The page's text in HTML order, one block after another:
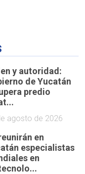
y autoridad:
de Yucatán
predio
agosto de 2026
en
especialistas
en